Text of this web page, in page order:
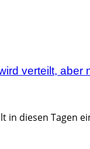
verteilt, aber
diesen Tagen